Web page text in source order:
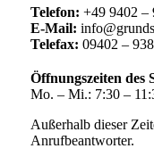
Telefon: +49 9402 –
E-Mail:
Telefax: 09402 –
Öffnungszeiten des
Mo. – Mi.: 7:30 –
Außerhalb dieser
Anrufbeantworter.